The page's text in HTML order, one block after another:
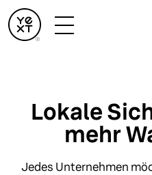
Lokale
mehr
Jedes Unternehmen